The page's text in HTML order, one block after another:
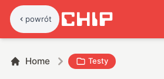
powrót
Home Testy